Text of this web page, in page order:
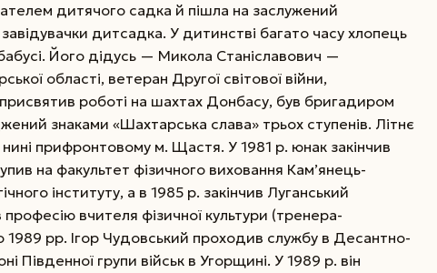
дитячого садка й пішла на заслужений
дитсадка. У дитинстві багато часу хлопець
Його дідусь — Микола Станіславович —
області, ветеран Другої світової війни,
присвятив роботі на шахтах Донбасу, був бригадиром
знаками «Шахтарська слава» трьох ступенів. Літнє
прифронтовому м. Щастя. У 1981 р. юнак закінчив
на факультет фізичного виховання Кам’янець-
інституту, а в 1985 р. закінчив Луганський
вчителя фізичної культури (тренера-
1989 рр. Ігор Чудовський проходив службу в Десантно-
Південної групи військ в Угорщині. У 1989 р. він